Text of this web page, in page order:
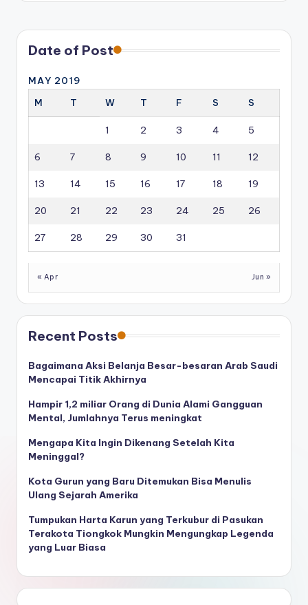
Date of Post
MAY 2019
M
T W T F S S
1 2 3 4 5
6 7 8 9 10 11 12
13 14 15 16 17 18 19
20 21 22 23 24 25 26
27 28 29 30 31
« Apr Jun »
Recent Posts
Bagaimana Aksi Belanja Besar-besaran Arab Saudi
Mencapai Titik Akhirnya
Hampir 1,2 miliar Orang di Dunia Alami Gangguan
Mental, Jumlahnya Terus meningkat
Mengapa Kita Ingin Dikenang Setelah Kita
Meninggal?
Kota Gurun yang Baru Ditemukan Bisa Menulis
Ulang Sejarah Amerika
Tumpukan Harta Karun yang Terkubur di Pasukan
Terakota Tiongkok Mungkin Mengungkap Legenda
yang Luar Biasa